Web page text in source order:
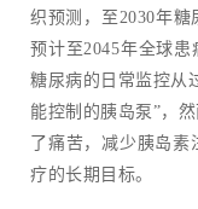
织预测，至2030年糖
预计至2045年全球患
糖尿病的日常监控从
能控制的胰岛泵”，
了痛苦，减少胰岛
疗的长期目标。